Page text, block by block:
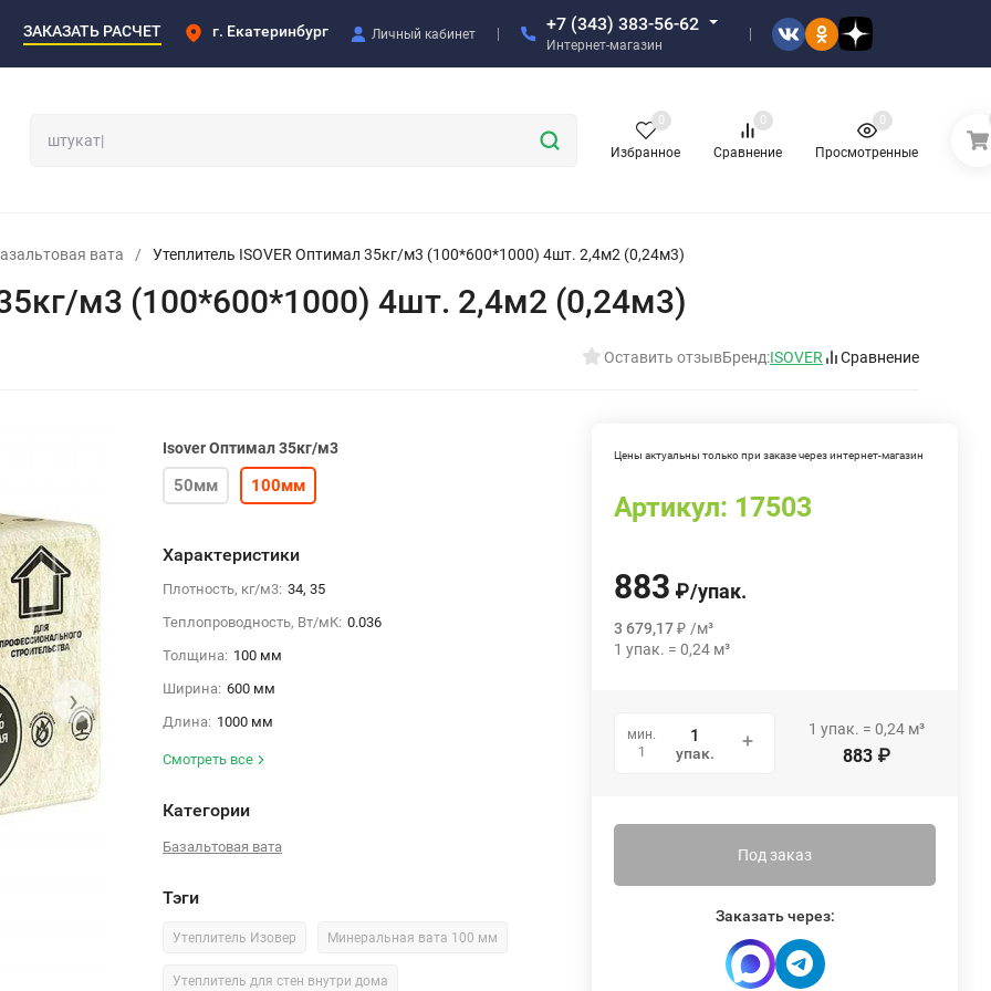
ЗАКАЗАТЬ РАСЧЕТ г. Екатеринбург Личный кабинет +7 (343) 383-56-62
Интернет-магазин
Избранное
0
Сравнение
0
Просмотренные
0
вата / Утеплитель ISOVER Оптимал 35кг/м3 (100*600*1000) 4шт. 2,4м2 (0,24м3)
м3 (100*600*1000) 4шт. 2,4м2 (0,24м3)
Оставить отзывБренд:ISOVER Сравнение
›
Isover Оптимал 35кг/м3
50мм 100мм
Характеристики
Плотность, кг/м3: 34, 35
Теплопроводность, Вт/мК: 0.036
Толщина: 100 мм
Ширина: 600 мм
Длина: 1000 мм
Смотреть все
Категории
Базальтовая вата
Тэги
Утеплитель Изовер Минеральная вата 100 мм
Утеплитель для стен внутри дома
Цены актуальны только при заказе через интернет-магазин
Артикул: 17503
883 ₽/упак.
3 679,17 ₽ /м³
1 упак. =0,24 м³
мин.
1
упак.
1 упак. =0,24 м³
883 ₽
Под заказ
Заказать через: